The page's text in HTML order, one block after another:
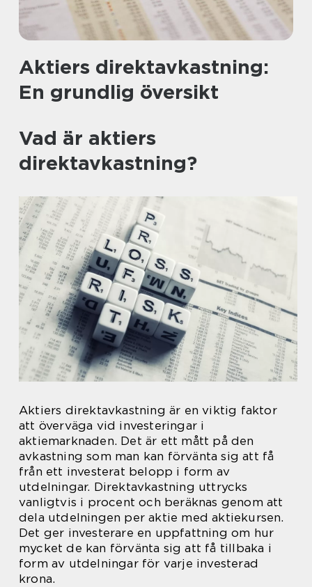
Aktiers direktavkastning:
En grundlig översikt
Vad är aktiers
direktavkastning?
Aktiers direktavkastning är en viktig faktor
att överväga vid investeringar i
aktiemarknaden. Det är ett mått på den
avkastning som man kan förvänta sig att få
från ett investerat belopp i form av
utdelningar. Direktavkastning uttrycks
vanligtvis i procent och beräknas genom att
dela utdelningen per aktie med aktiekursen.
Det ger investerare en uppfattning om hur
mycket de kan förvänta sig att få tillbaka i
form av utdelningar för varje investerad
krona.